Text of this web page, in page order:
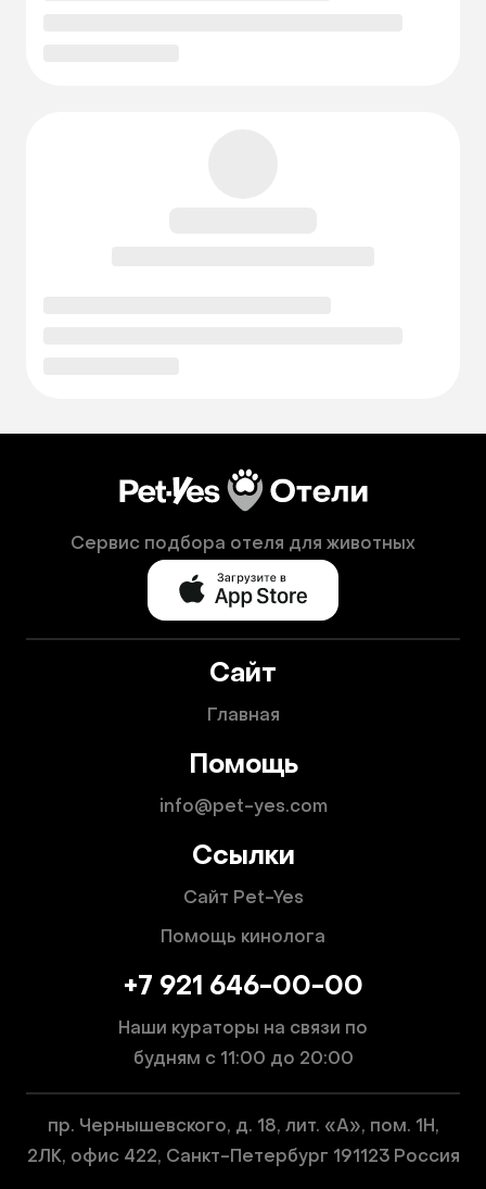
Сервис подбора отеля для животных
Сайт
Главная
Помощь
info@pet-yes.com
Ссылки
Сайт Pet-Yes
Помощь кинолога
+7 921 646-00-00
Наши кураторы на связи по
будням с 11:00 до 20:00
пр. Чернышевского, д. 18, лит. «А», пом. 1Н,
2ЛК, офис 422, Санкт-Петербург 191123 Россия